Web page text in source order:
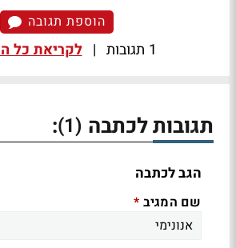
הוספת תגובה
1 תגובות | לקריאת כל
תגובות לכתבה (1)
:
הגב לכתבה
שם המגיב *